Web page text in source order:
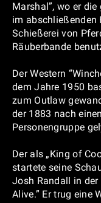
Marshal”, wo er
im abschließenden
Schießerei von
Räuberbande
Der Western
dem Jahre 1950
zum Outlaw
der 1883 nach
Personengruppe
Der als „King of
startete seine
Josh Randall in der
Alive.” Er trug eine